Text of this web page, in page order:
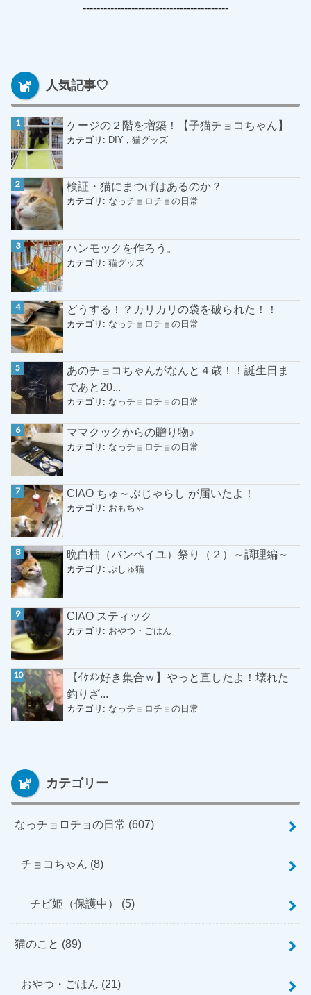
------------------------------------------
人気記事♡
ケージの２階を増築！【子猫チョコちゃん】
カテゴリ: DIY ,猫グッズ
検証・猫にまつげはあるのか？
カテゴリ: なっチョロチョの日常
ハンモックを作ろう。
カテゴリ:猫グッズ
どうする！？カリカリの袋を破られた！！
カテゴリ: なっチョロチョの日常
あのチョコちゃんがなんと４歳！！誕生日ま
であと20...
カテゴリ: なっチョロチョの日常
ママクックからの贈り物♪
カテゴリ: なっチョロチョの日常
CIAO ちゅ～ぶじゃらし が届いたよ！
カテゴリ: おもちゃ
晩白柚（バンペイユ）祭り（２）～調理編～
カテゴリ:ぷしゅ猫
CIAO スティック
カテゴリ: おやつ・ごはん
【ｲｹﾒﾝ好き集合ｗ】やっと直したよ！壊れた
釣りざ...
カテゴリ: なっチョロチョの日常
カテゴリー
なっチョロチョの日常 (607)
チョコちゃん (8)
チビ姫（保護中） (5)
猫のこと (89)
おやつ・ごはん (21)